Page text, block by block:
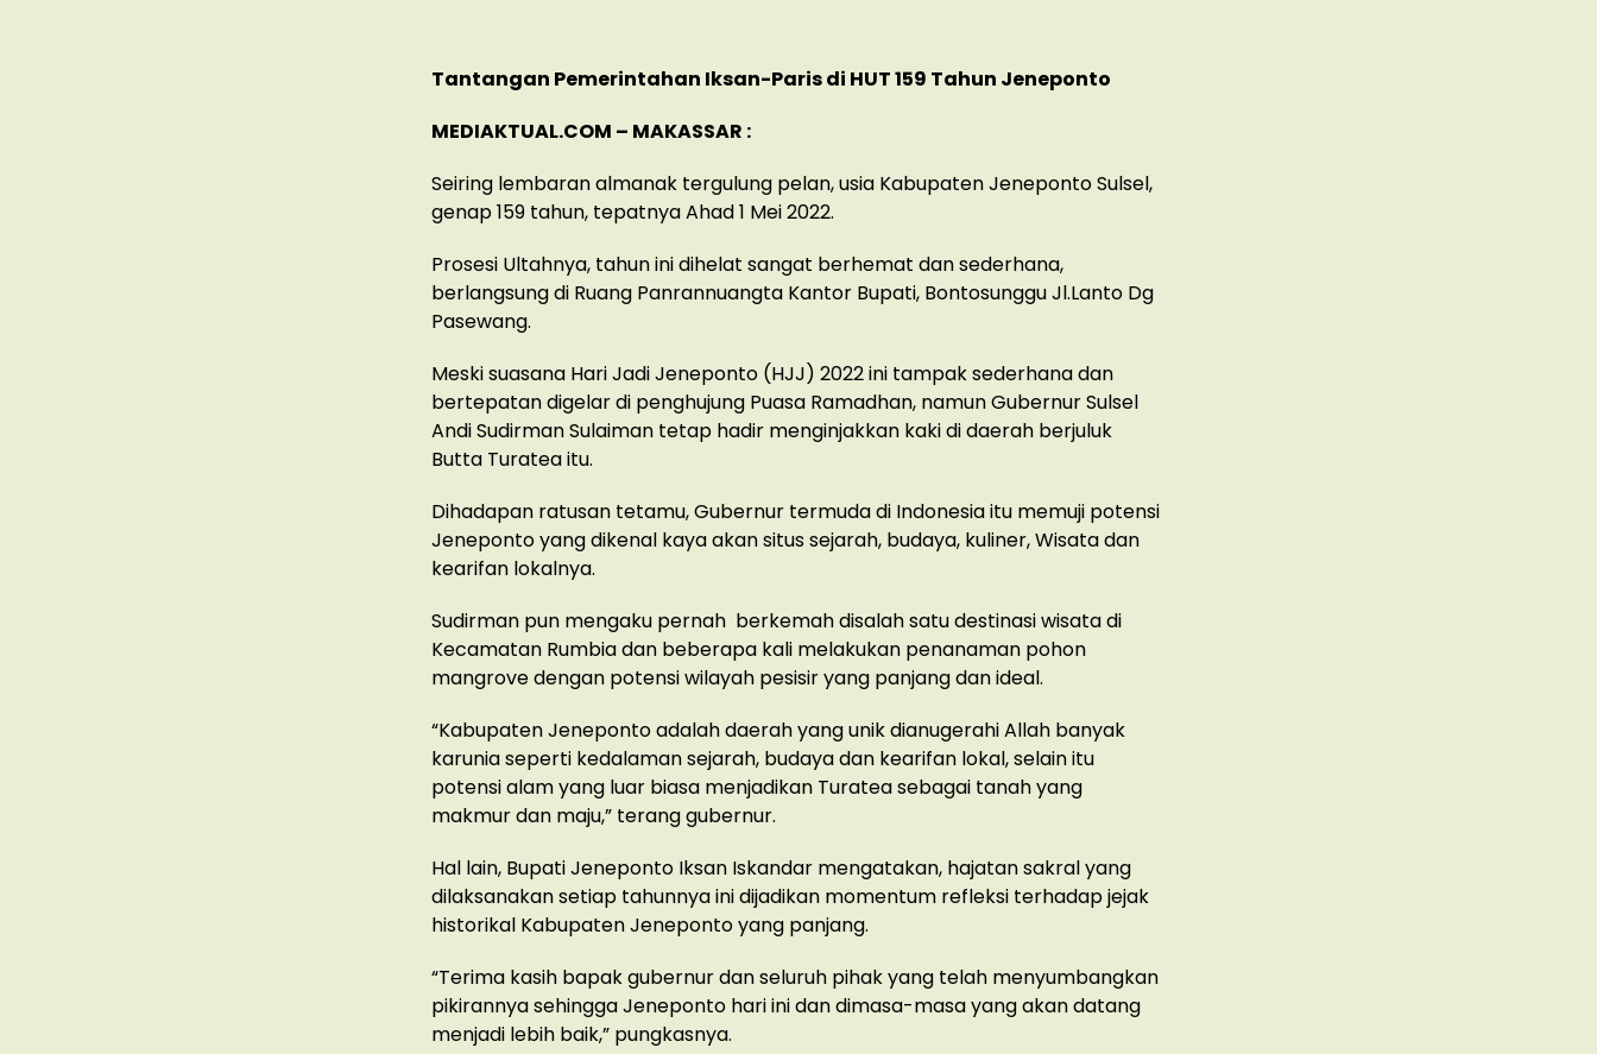
Tantangan Pemerintahan Iksan-Paris di HUT 159 Tahun Jeneponto
MEDIAKTUAL.COM – MAKASSAR :
Seiring lembaran almanak tergulung pelan, usia Kabupaten Jeneponto Sulsel,
genap 159 tahun, tepatnya Ahad 1 Mei 2022.
Prosesi Ultahnya, tahun ini dihelat sangat berhemat dan sederhana,
berlangsung di Ruang Panrannuangta Kantor Bupati, Bontosunggu Jl.Lanto Dg
Pasewang.
Meski suasana Hari Jadi Jeneponto (HJJ) 2022 ini tampak sederhana dan
bertepatan digelar di penghujung Puasa Ramadhan, namun Gubernur Sulsel
Andi Sudirman Sulaiman tetap hadir menginjakkan kaki di daerah berjuluk
Butta Turatea itu.
Dihadapan ratusan tetamu, Gubernur termuda di Indonesia itu memuji potensi
Jeneponto yang dikenal kaya akan situs sejarah, budaya, kuliner, Wisata dan
kearifan lokalnya.
Sudirman pun mengaku pernah berkemah disalah satu destinasi wisata di
Kecamatan Rumbia dan beberapa kali melakukan penanaman pohon
mangrove dengan potensi wilayah pesisir yang panjang dan ideal.
“Kabupaten Jeneponto adalah daerah yang unik dianugerahi Allah banyak
karunia seperti kedalaman sejarah, budaya dan kearifan lokal, selain itu
potensi alam yang luar biasa menjadikan Turatea sebagai tanah yang
makmur dan maju,” terang gubernur.
Hal lain, Bupati Jeneponto Iksan Iskandar mengatakan, hajatan sakral yang
dilaksanakan setiap tahunnya ini dijadikan momentum refleksi terhadap jejak
historikal Kabupaten Jeneponto yang panjang.
“Terima kasih bapak gubernur dan seluruh pihak yang telah menyumbangkan
pikirannya sehingga Jeneponto hari ini dan dimasa-masa yang akan datang
menjadi lebih baik,” pungkasnya.